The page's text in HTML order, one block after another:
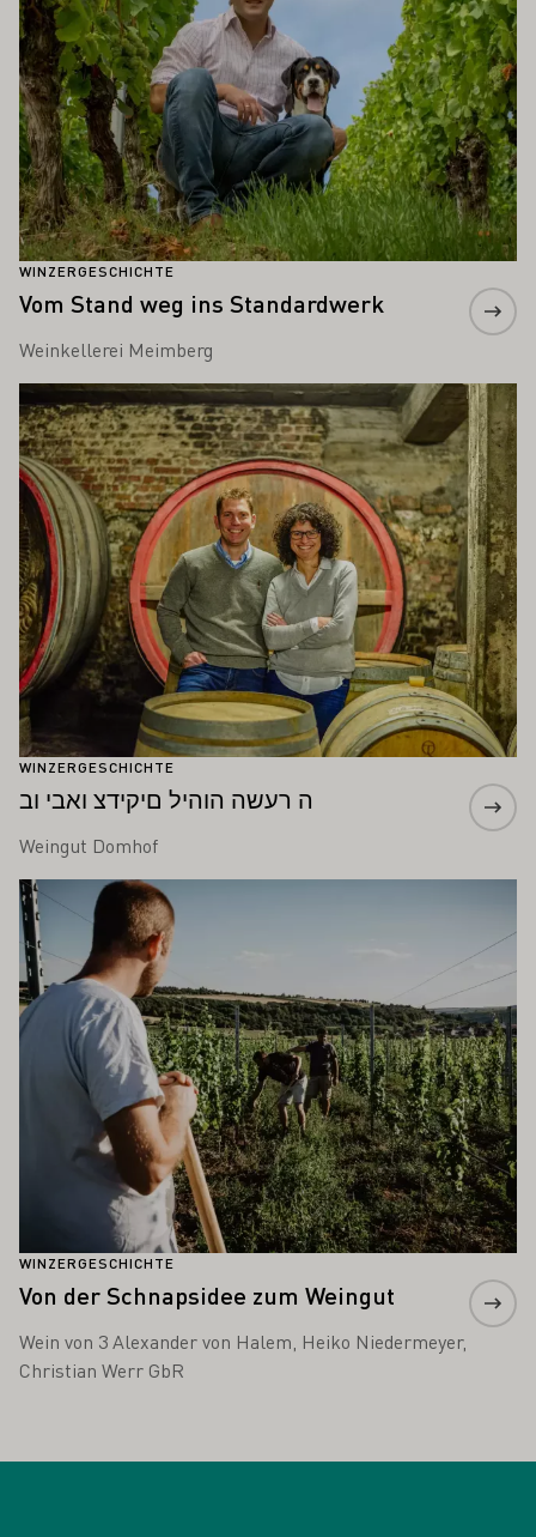
WINZERGESCHICHTE
Vom Stand weg ins Standardwerk
Weinkellerei Meimberg
WINZERGESCHICHTE
ה רעשה הוהיל םיקידצ ואבי וב
Weingut Domhof
Mehr erfahren
WINZERGESCHICHTE
Von der Schnapsidee zum Weingut
Wein von 3 Alexander von Halem, Heiko Niedermeyer,
Christian Werr GbR
Mehr erfahren